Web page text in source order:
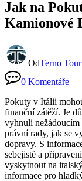
Jak na
Kamionové
OdTerno Tour
0 Komentáře
Pokuty v Itálii
finanční zátěží. Je
vyhnuli nežádoucím
právní rady, jak se
dopravy. S
sebejistě a
vyskytnout na
informace pro